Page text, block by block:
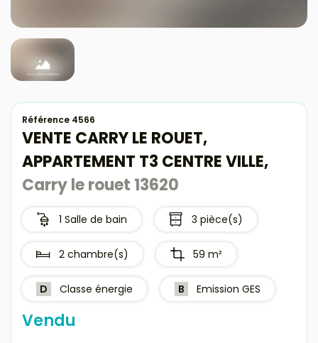
Avis clients
Référence 4566
VENTE CARRY LE ROUET,
APPARTEMENT T3 CENTRE VILLE,
Carry le rouet 13620
1 Salle de bain 3 pièce(s)
2 chambre(s) 59 m²
D Classe énergie B Emission GES
Vendu